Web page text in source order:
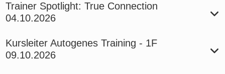
Trainer Spotlight: True Connection
04.10.2026
Kursleiter Autogenes Training - 1F
09.10.2026